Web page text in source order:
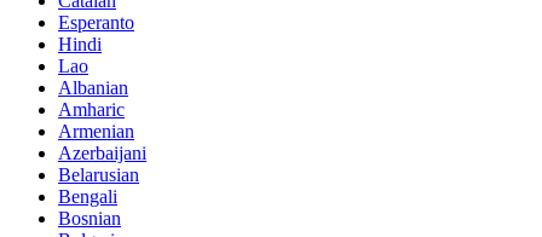
Esperanto
Hindi
Lao
Albanian
Amharic
Armenian
Azerbaijani
Belarusian
Bengali
Bosnian